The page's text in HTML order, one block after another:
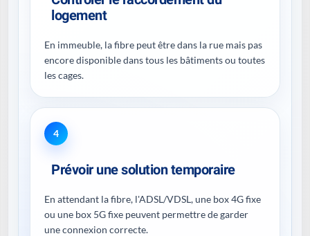
logement
En immeuble, la fibre peut être dans la rue mais pas
encore disponible dans tous les bâtiments ou toutes
les cages.
4
Prévoir une solution temporaire
En attendant la fibre, l'ADSL/VDSL, une box 4G fixe
ou une box 5G fixe peuvent permettre de garder
une connexion correcte.